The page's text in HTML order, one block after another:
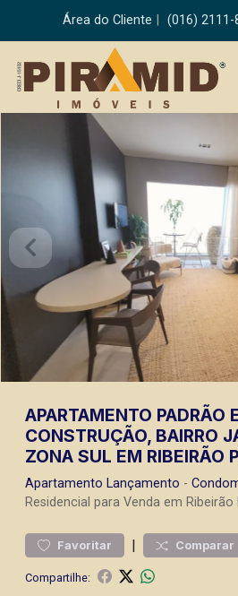
Área do Cliente (016) 2111-
APARTAMENTO PADRÃO
CONSTRUÇÃO, BAIRRO
ZONA SUL EM RIBEIRÃO
Apartamento Lançamento -
Residencial para Venda em Ribeirão
Favoritar | Comparar
Compartilhe: